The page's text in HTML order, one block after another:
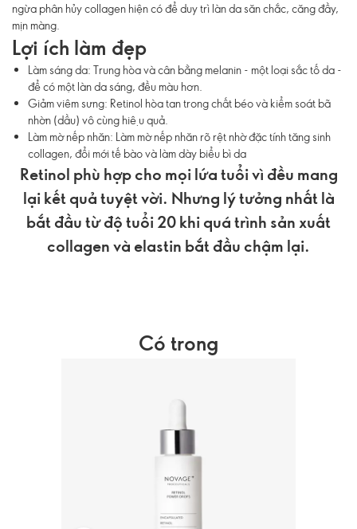
ngừa phân hủy collagen hiện có để duy trì làn da săn chắc, căng đầy,
mịn màng.
Lợi ích làm đẹp
Làm sáng da: Trung hòa và cân bằng melanin - một loại sắc tố da -
để có một làn da sáng, đều màu hơn.
Giảm viêm sưng: Retinol hòa tan trong chất béo và kiểm soát bã
nhờn (dầu) vô cùng hiệu quả.
Làm mờ nếp nhăn: Làm mờ nếp nhăn rõ rệt nhờ đặc tính tăng sinh
collagen, đổi mới tế bào và làm dày biểu bì da
Retinol phù hợp cho mọi lứa tuổi vì đều mang
lại kết quả tuyệt vời. Nhưng lý tưởng nhất là
bắt đầu từ độ tuổi 20 khi quá trình sản xuất
collagen và elastin bắt đầu chậm lại.
Có trong